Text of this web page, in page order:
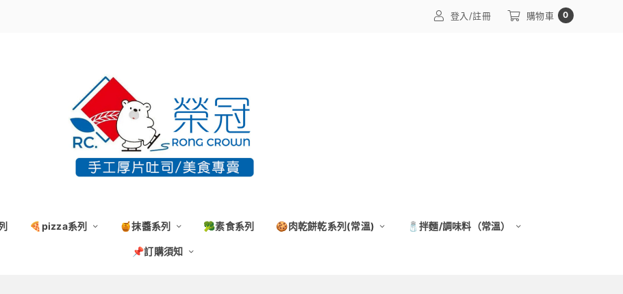
登入/註冊 購物車 0
🍕pizza系列 🍯抹醬系列 🥦素食系列 🍪肉乾餅乾系列(常溫) 🧂拌麵/調味料（常溫）
📌訂購須知